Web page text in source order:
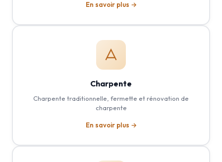
En savoir plus →
Charpente
Charpente traditionnelle, fermette et rénovation de
charpente
En savoir plus →